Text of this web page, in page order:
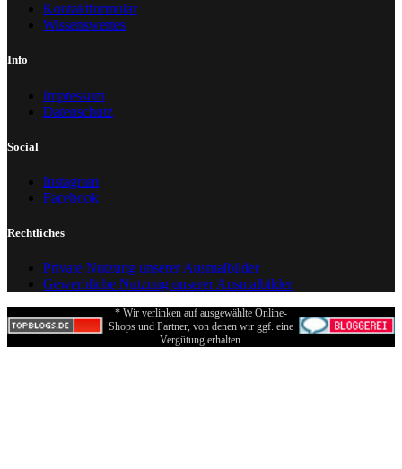
Kontaktformular
Wissenswertes
Info
Impressum
Datenschutz
Social
Instagram
Facebook
Rechtliches
Private Nutzung unserer Ausmalbilder
Gewerbliche Nutzung unserer Ausmalbilder
* Wir verlinken auf ausgewählte Online-
Shops und Partner, von denen wir ggf. eine
Vergütung erhalten.